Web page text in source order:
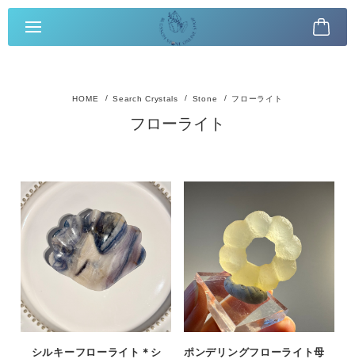
Search Crystals Stone フローライト
フローライト
シルキーフローライト＊シ
ポンデリングフローライト母